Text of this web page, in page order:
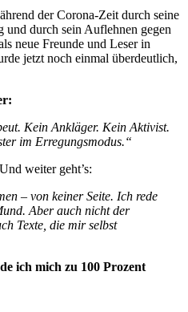
der Corona-Zeit durch seine
und durch sein Auflehnen gegen
neue Freunde und Leser in
jetzt noch einmal überdeutlich,
Kein Ankläger. Kein Aktivist.
im Erregungsmodus.“
weiter geht’s:
– von keiner Seite. Ich rede
Aber auch nicht der
Texte, die mir selbst
ich mich zu 100 Prozent